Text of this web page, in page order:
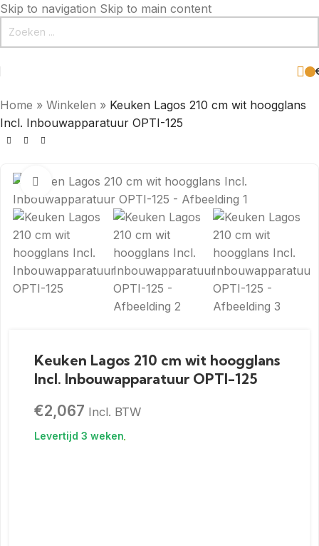
Skip to navigation Skip to main content
Home » Winkelen » Keuken Lagos 210 cm wit hoogglans
Incl. Inbouwapparatuur OPTI-125
Click to enlarge
Keuken Lagos 210 cm wit hoogglans
Incl. Inbouwapparatuur OPTI-125
€2,067 Incl. BTW